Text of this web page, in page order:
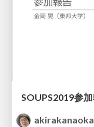
SOUPS2019参
akirakanaoka